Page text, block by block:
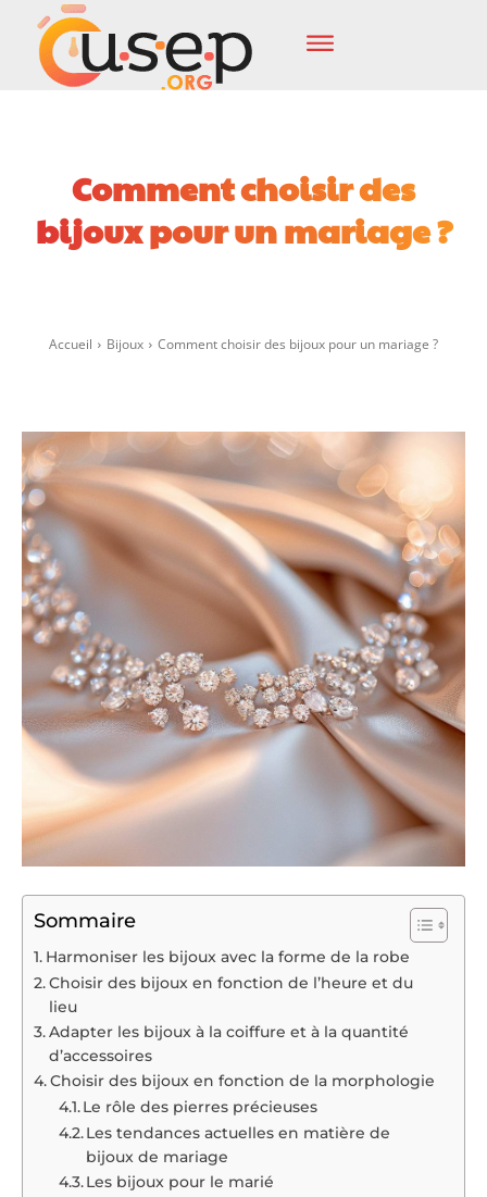
Comment choisir des
bijoux pour un mariage ?
Accueil Bijoux Comment choisir des bijoux pour un mariage ?
Sommaire
Harmoniser les bijoux avec la forme de la robe
Choisir des bijoux en fonction de l’heure et du
lieu
Adapter les bijoux à la coiffure et à la quantité
d’accessoires
Choisir des bijoux en fonction de la morphologie
Le rôle des pierres précieuses
Les tendances actuelles en matière de
bijoux de mariage
Les bijoux pour le marié